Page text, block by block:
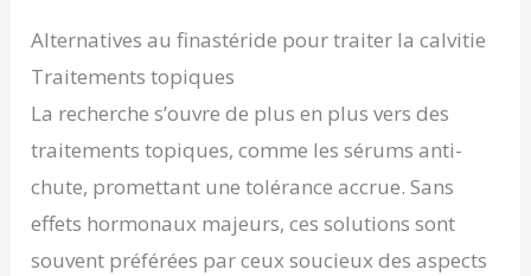
Alternatives au finastéride pour traiter la calvitie
Traitements topiques
La recherche s’ouvre de plus en plus vers des
traitements topiques, comme les sérums anti-
chute, promettant une tolérance accrue. Sans
effets hormonaux majeurs, ces solutions sont
souvent préférées par ceux soucieux des aspects